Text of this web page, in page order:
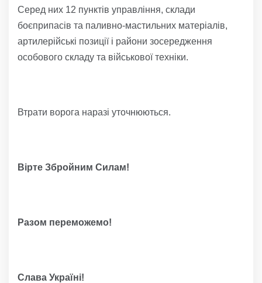
Серед них 12 пунктів управління, склади
боєприпасів та паливно-мастильних матеріалів,
артилерійські позиції і райони зосередження
особового складу та військової техніки.
Втрати ворога наразі уточнюються.
Вірте Збройним Силам!
Разом переможемо!
Слава Україні!